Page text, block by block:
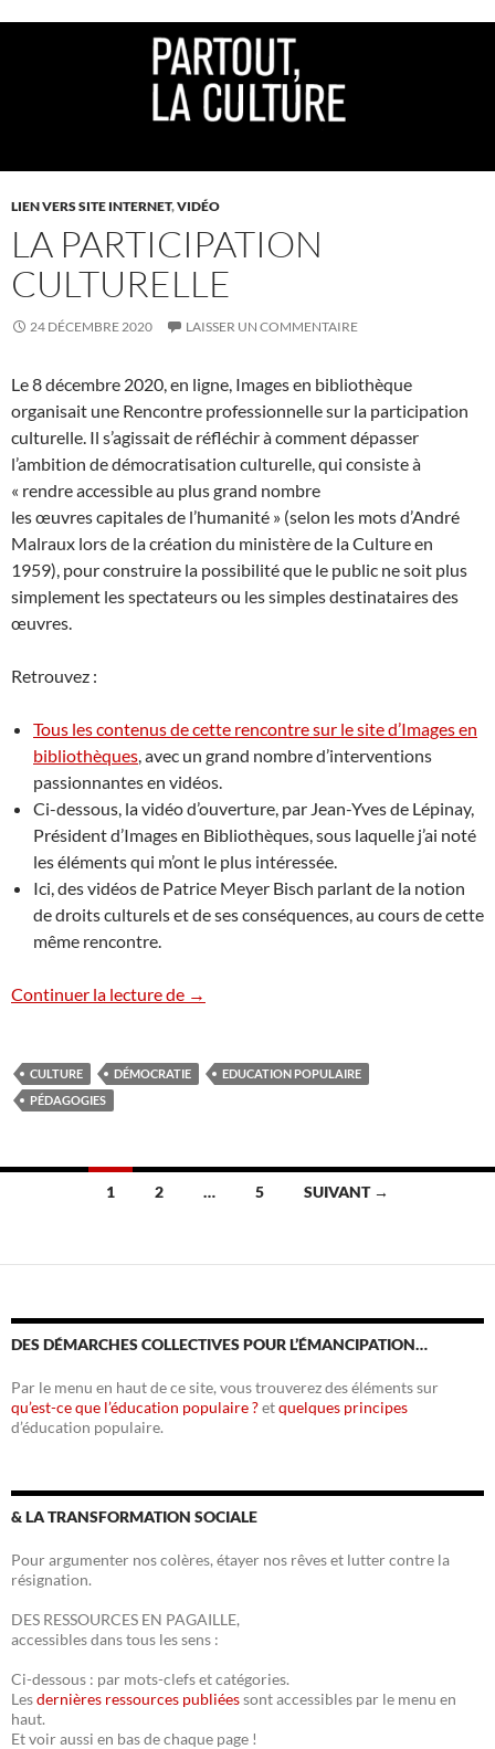
LIEN VERS SITE INTERNET,VIDÉO
LA PARTICIPATION
CULTURELLE
24 DÉCEMBRE 2020 LAISSER UN COMMENTAIRE
Le 8 décembre 2020, en ligne, Images en bibliothèque
organisait une Rencontre professionnelle sur la participation
culturelle. Il s’agissait de réfléchir à comment dépasser
l’ambition de démocratisation culturelle, qui consiste à
« rendre accessible au plus grand nombre
les œuvres capitales de l’humanité » (selon les mots d’André
Malraux lors de la création du ministère de la Culture en
1959), pour construire la possibilité que le public ne soit plus
simplement les spectateurs ou les simples destinataires des
œuvres.
Retrouvez :
Tous les contenus de cette rencontre sur le site d’Images en
bibliothèques , avec un grand nombre d’interventions
passionnantes en vidéos.
Ci-dessous, la vidéo d’ouverture, par Jean-Yves de Lépinay,
Président d’Images en Bibliothèques, sous laquelle j’ai noté
les éléments qui m’ont le plus intéressée.
Ici, des vidéos de Patrice Meyer Bisch parlant de la notion
de droits culturels et de ses conséquences, au cours de cette
même rencontre.
Continuer la lecture de La participation culturelle
→
CULTURE DÉMOCRATIE
EDUCATION POPULAIRE
PÉDAGOGIES
Navigation
articles
1 2 … 5 SUIVANT →
DES DÉMARCHES COLLECTIVES POUR L’ÉMANCIPATION…
Par le menu en haut de ce site, vous trouverez des éléments sur
qu’est-ce que l’éducation populaire ?etquelques principes
d’éducation populaire.
& LA TRANSFORMATION SOCIALE
Pour argumenter nos colères, étayer nos rêves et lutter contre la
résignation.
DES RESSOURCES EN PAGAILLE,
accessibles dans tous les sens :
Ci-dessous : par mots-clefs et catégories.
Lesdernières ressources publiéessont accessibles par le menu en
haut.
Et voir aussi en bas de chaque page !